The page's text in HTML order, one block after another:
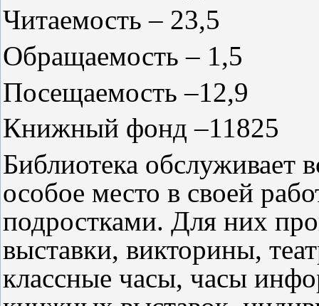
Читаемость – 23,5
Обращаемость – 1,5
Посещаемость –12,9
Книжный фонд –11825
Библиотека обслуживает
особое место в своей
подростками. Для них
выставки, викторины,
классные часы, часы